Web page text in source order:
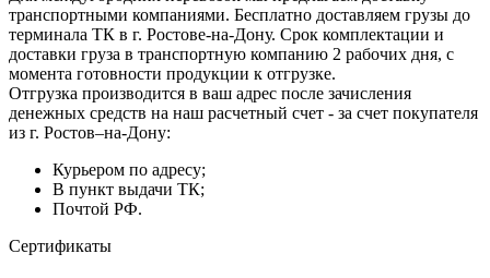
транспортными компаниями. Бесплатно доставляем грузы до
терминала ТК в г. Ростове-на-Дону. Срок комплектации и
доставки груза в транспортную компанию 2 рабочих дня, с
момента готовности продукции к отгрузке.
Отгрузка производится в ваш адрес после зачисления
денежных средств на наш расчетный счет - за счет покупателя
из г. Ростов–на-Дону:
Курьером по адресу;
В пункт выдачи ТК;
Почтой РФ.
Сертификаты